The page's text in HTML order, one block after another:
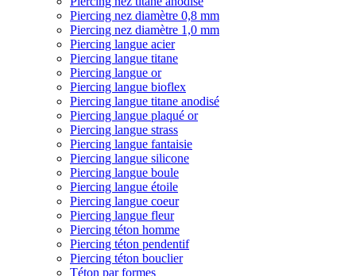
Piercing nez diamètre 0,8 mm
Piercing nez diamètre 1,0 mm
Piercing langue acier
Piercing langue titane
Piercing langue or
Piercing langue bioflex
Piercing langue titane anodisé
Piercing langue plaqué or
Piercing langue strass
Piercing langue fantaisie
Piercing langue silicone
Piercing langue boule
Piercing langue étoile
Piercing langue coeur
Piercing langue fleur
Piercing téton homme
Piercing téton pendentif
Piercing téton bouclier
Téton par formes